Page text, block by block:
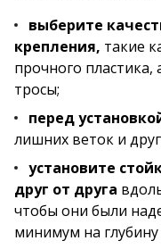
выберите
крепления, такие
прочного
тросы;
перед
лишних веток и
установите
друг от друга
чтобы они были
минимум на